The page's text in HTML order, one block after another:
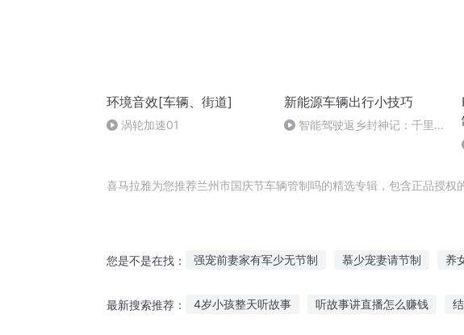
环境音效[车辆、街道]
涡轮加速01
新能源车辆出行小技巧
智能驾驶返乡封神记：千里归
喜马拉雅为您推荐兰州市国庆节车辆管制吗的精选专辑，包含正品授
您是不是在找： 强宠前妻家有军少无节制 慕少宠妻请节制 养
最新搜索推荐： 4岁小孩整天听故事 听故事讲直播怎么赚钱